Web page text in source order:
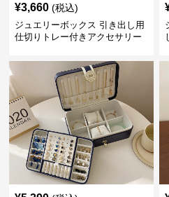
¥3,660 (税込)
ジュエリーボックス 引き出し用
仕切りトレー付きアクセサリー